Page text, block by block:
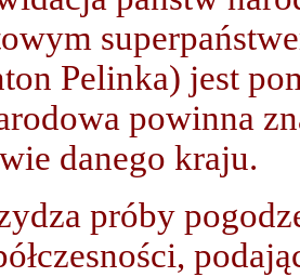
Pelinka) jest
powinna
danego kraju.
próby